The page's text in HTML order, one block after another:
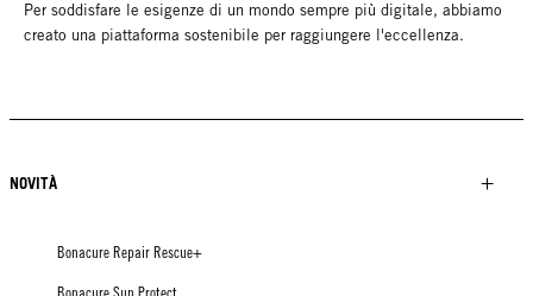
Per soddisfare le esigenze di un mondo sempre più digitale, abbiamo
creato una piattaforma sostenibile per raggiungere l'eccellenza.
NOVITÀ
Bonacure Repair Rescue+